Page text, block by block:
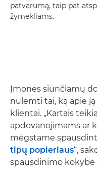
patvarumą, taip pat
žymekliams.
Įmonės siunčiamų
nulemti tai, ką apie
klientai. „Kartais
apdovanojimams ar
mėgstame
tipų popieriaus“,
spausdinimo kokybė